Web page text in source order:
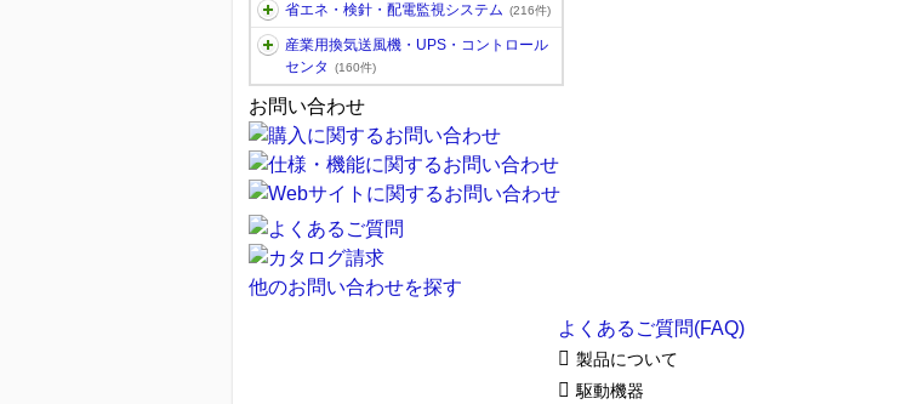
省エネ・検針・配電監視システム (216件)
産業用換気送風機・UPS・コントロール
センタ
(160件)
お問い合わせ
他のお問い合わせを探す
よくあるご質問(FAQ)
製品について
駆動機器